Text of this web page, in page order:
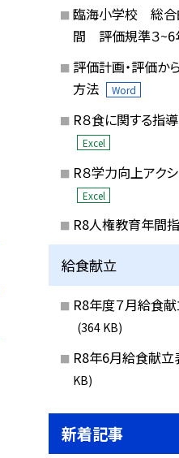
臨海小学校 総合
間 評価規準３~6
評価計画・評価か
方法
Word
R８食に関する指
Excel
R８学力向上アク
Excel
R8人権教育年間
給食献立
R8年度７月給食
(364 KB)
R8年6月給食献立
KB)
新着記事